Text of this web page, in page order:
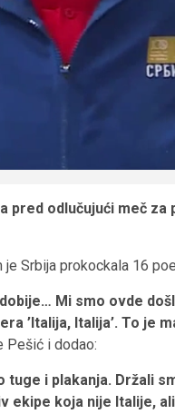
odlučujući meč za
Srbija prokockala 16
Mi smo ovde
’Italija, Italija’. To je
Pešić i dodao:
i plakanja. Držali
koja nije Italije,